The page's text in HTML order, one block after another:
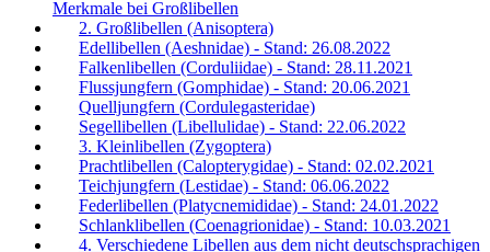
Merkmale bei Großlibellen
2. Großlibellen (Anisoptera)
Edellibellen (Aeshnidae) - Stand: 26.08.2022
Falkenlibellen (Corduliidae) - Stand: 28.11.2021
Flussjungfern (Gomphidae) - Stand: 20.06.2021
Quelljungfern (Cordulegasteridae)
Segellibellen (Libellulidae) - Stand: 22.06.2022
3. Kleinlibellen (Zygoptera)
Prachtlibellen (Calopterygidae) - Stand: 02.02.2021
Teichjungfern (Lestidae) - Stand: 06.06.2022
Federlibellen (Platycnemididae) - Stand: 24.01.2022
Schlanklibellen (Coenagrionidae) - Stand: 10.03.2021
4. Verschiedene Libellen aus dem nicht deutschsprachigen